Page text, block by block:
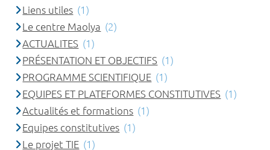
Liens utiles (1)
Le centre Maolya (2)
ACTUALITES (1)
PRÉSENTATION ET OBJECTIFS (1)
PROGRAMME SCIENTIFIQUE (1)
EQUIPES ET PLATEFORMES CONSTITUTIVES (1)
Actualités et formations (1)
Equipes constitutives (1)
Le projet TIE (1)